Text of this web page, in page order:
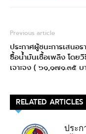
Previous article
ประกาศผู้ชนะการเสนอร
ซื้อน้ำมันเชื้อเพลิง โดยวิ
เจาะจง ( ๖๑,๑๗๑.๓๕ บ
RELATED ARTICLES
ประ